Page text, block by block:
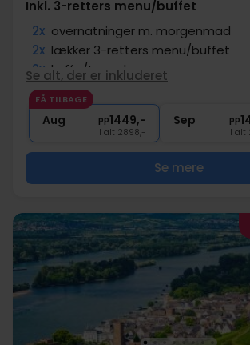
Inkl. 3-retters menu/buffet
2x overnatninger m. morgenmad
2x lækker 3-retters menu/buffet
2x kaffe/te og kage
1x 1 velkomstdrink
∞ Fri adgang til fitness
Se alt, der er inkluderet
FÅ TILBAGE
Aug pp1449,-
I alt 2898,-
Sep pp
I alt
Se mere